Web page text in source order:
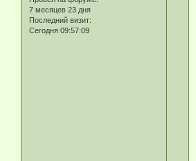
7 месяцев 23 дня
Последний визит:
Сегодня 09:57:09